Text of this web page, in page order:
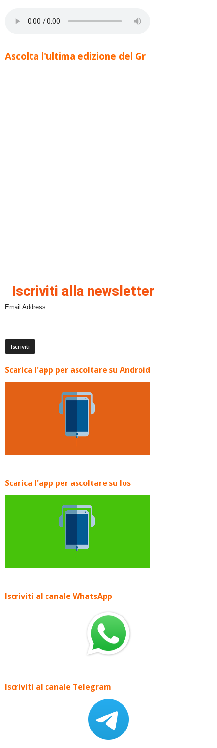
Ascolta l'ultima edizione del Gr
Iscriviti alla newsletter
Email Address
Scarica l'app per ascoltare su Android
Scarica l'app per ascoltare su Ios
Iscriviti al canale WhatsApp
Iscriviti al canale Telegram